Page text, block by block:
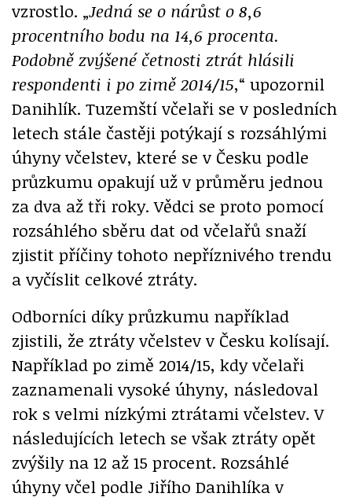
vzrostlo. „Jedná se o nárůst o 8,6
procentního bodu na 14,6 procenta.
Podobně zvýšené četnosti ztrát hlásili
respondenti i po zimě 2014/15,“ upozornil
Danihlík. Tuzemští včelaři se v posledních
letech stále častěji potýkají s rozsáhlými
úhyny včelstev, které se v Česku podle
průzkumu opakují už v průměru jednou
za dva až tři roky. Vědci se proto pomocí
rozsáhlého sběru dat od včelařů snaží
zjistit příčiny tohoto nepříznivého trendu
a vyčíslit celkové ztráty.
Odborníci díky průzkumu například
zjistili, že ztráty včelstev v Česku kolísají.
Například po zimě 2014/15, kdy včelaři
zaznamenali vysoké úhyny, následoval
rok s velmi nízkými ztrátami včelstev. V
následujících letech se však ztráty opět
zvýšily na 12 až 15 procent. Rozsáhlé
úhyny včel podle Jiřího Danihlíka v